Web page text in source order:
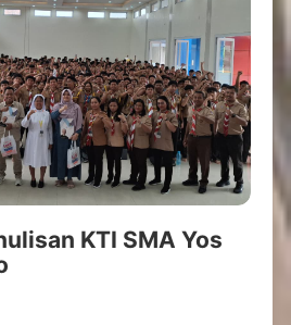
KTI SMA Yos